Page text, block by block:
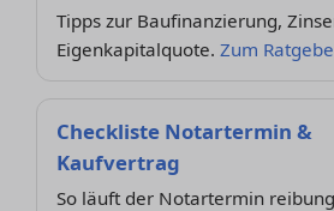
Tipps zur Baufinanzierung,
Eigenkapitalquote. Zum
Checkliste Notartermin &
Kaufvertrag
So läuft der Notartermin